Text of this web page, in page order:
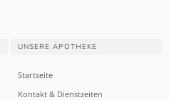
UNSERE APOTHEKE
Startseite
Kontakt & Dienstzeiten